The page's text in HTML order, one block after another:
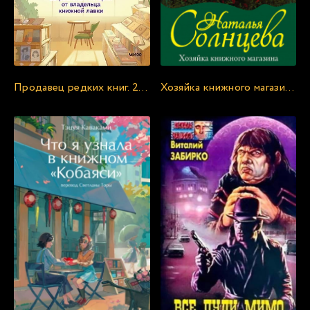
22
23
24
25
26
28
29
31
32
33
34
35
Продавец редких книг. 28 реальных историй от владельца книжной лавки - Сонгын Юн Хозяйка книжного магазина - Наталья Солнцева